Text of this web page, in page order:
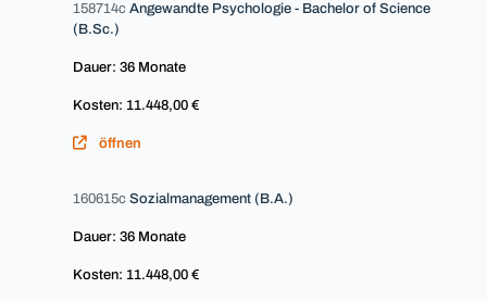
158714c Angewandte Psychologie - Bachelor of Science
(B.Sc.)
Dauer: 36 Monate
Kosten: 11.448,00 €
öffnen
160615c Sozialmanagement (B.A.)
Dauer: 36 Monate
Kosten: 11.448,00 €